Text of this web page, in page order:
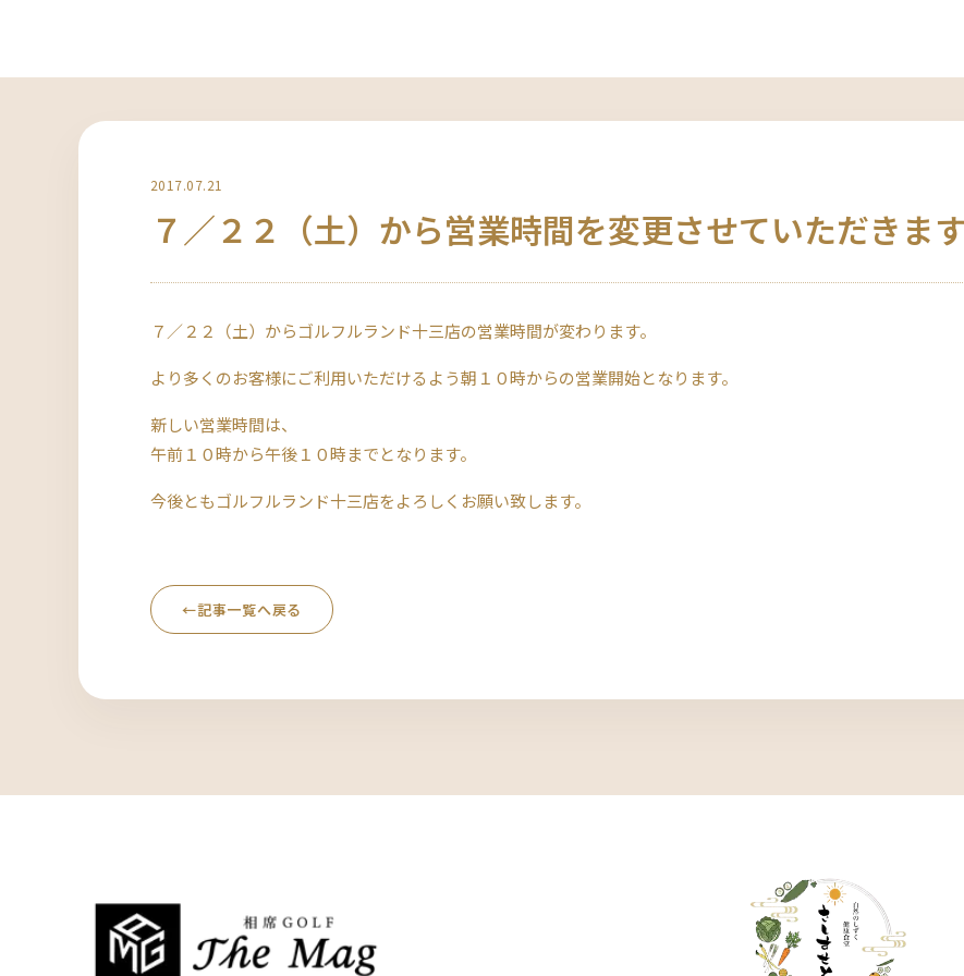
2017.07.21
７／２２（土）から営業時間を変更させていただきま
７／２２（土）からゴルフルランド十三店の営業時間が変わります。
より多くのお客様にご利用いただけるよう朝１０時からの営業開始となります。
新しい営業時間は、
午前１０時から午後１０時までとなります。
今後ともゴルフルランド十三店をよろしくお願い致します。
←記事一覧へ戻る